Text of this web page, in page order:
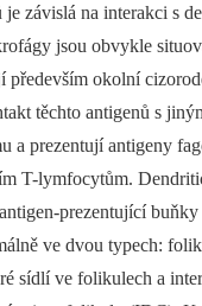
závislá na interakci s
jsou obvykle
především okolní
těchto antigenů s
a prezentují antigeny
T-lymfocytům.
prezentující
ve dvou typech:
sídlí ve folikulech a